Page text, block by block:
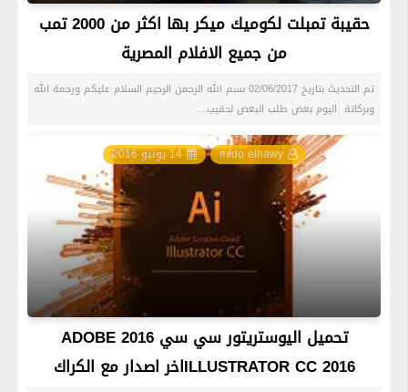
حقيبة تمبلت لكوميك ميكر بها اكثر من 2000 تمب
من جميع الافلام المصرية
تم التحديث بتاريخ 02/06/2017 بسم الله الرحمن الرحيم السلام عليكم ورحمة الله
وبركاتة اليوم بعض طلب البعض لحقيب…
mido elhawy 14 يونيو 2016
تحميل اليوستريتور سي سي 2016 ADOBE
ILLUSTRATOR CC 2016اخر اصدار مع الكراك